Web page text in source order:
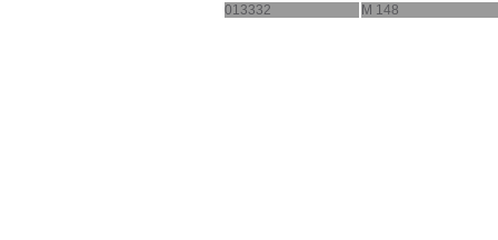
013332
M 148